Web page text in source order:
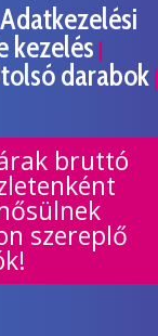
Adatkezelési
kezelés |
darabok|
bruttó
szereplő